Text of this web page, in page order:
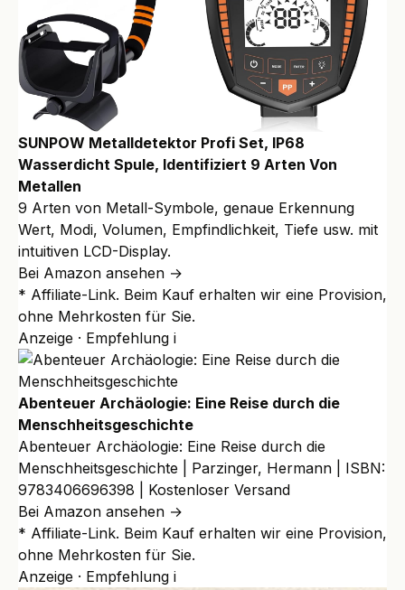
SUNPOW Metalldetektor Profi Set, IP68
Wasserdicht Spule, Identifiziert 9 Arten Von
Metallen
9 Arten von Metall-Symbole, genaue Erkennung
Wert, Modi, Volumen, Empfindlichkeit, Tiefe usw. mit
intuitiven LCD-Display.
Bei Amazon ansehen →
* Affiliate-Link. Beim Kauf erhalten wir eine Provision,
ohne Mehrkosten für Sie.
Anzeige · Empfehlung i
Abenteuer Archäologie: Eine Reise durch die
Menschheitsgeschichte
Abenteuer Archäologie: Eine Reise durch die
Menschheitsgeschichte | Parzinger, Hermann | ISBN:
9783406696398 | Kostenloser Versand
Bei Amazon ansehen →
* Affiliate-Link. Beim Kauf erhalten wir eine Provision,
ohne Mehrkosten für Sie.
Anzeige · Empfehlung i